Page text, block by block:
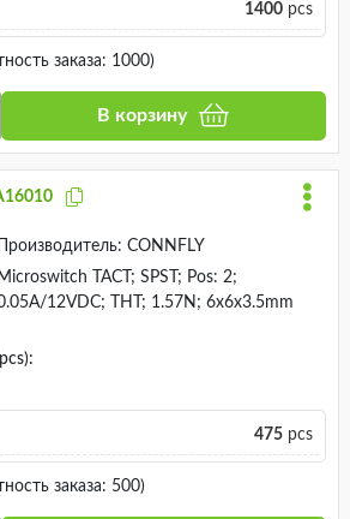
1400pcs
заказа: 1000)
В корзину
Производитель: CONNFLY
Microswitch TACT; SPST; Pos: 2;
12VDC; THT; 1.57N; 6x6x3.5mm
475pcs
заказа: 500)